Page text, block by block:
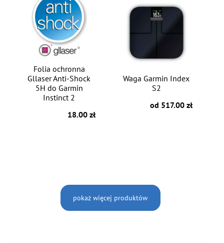
Folia ochronna
Gllaser Anti-Shock
5H do Garmin
Instinct 2
18.00 zł
Waga Garmin Index
S2
od 517.00 zł
pokaż więcej produktów